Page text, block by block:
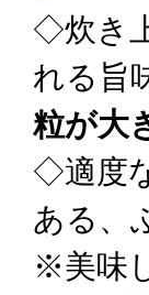
◇炊き
れる旨
粒が大
◇適度
ある、
※美味